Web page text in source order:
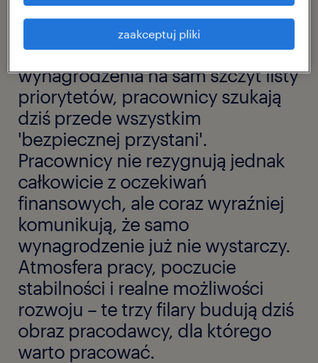
Po latach, w których inflacja i
rosnące koszty życia windowały
wynagrodzenia na sam szczyt listy
priorytetów, pracownicy szukają
dziś przede wszystkim
'bezpiecznej przystani'.
Pracownicy nie rezygnują jednak
całkowicie z oczekiwań
finansowych, ale coraz wyraźniej
komunikują, że samo
wynagrodzenie już nie wystarczy.
Atmosfera pracy, poczucie
stabilności i realne możliwości
rozwoju – te trzy filary budują dziś
obraz pracodawcy, dla którego
warto pracować.
zaakceptuj pliki